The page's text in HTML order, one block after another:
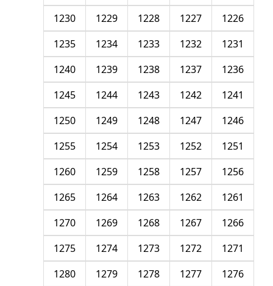
1226
1227
1228
1229
1230
1231
1232
1233
1234
1235
1236
1237
1238
1239
1240
1241
1242
1243
1244
1245
1246
1247
1248
1249
1250
1251
1252
1253
1254
1255
1256
1257
1258
1259
1260
1261
1262
1263
1264
1265
1266
1267
1268
1269
1270
1271
1272
1273
1274
1275
1276
1277
1278
1279
1280